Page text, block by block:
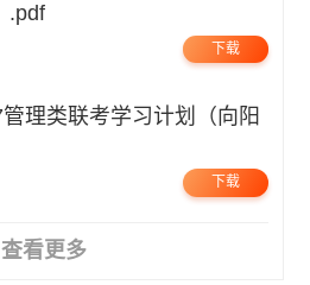
.pdf
下载
下载
查看更多